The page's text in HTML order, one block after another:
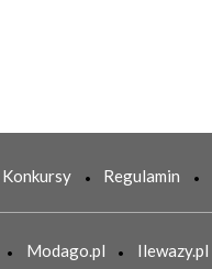
Konkursy Regulamin
Modago.pl Ilewazy.pl